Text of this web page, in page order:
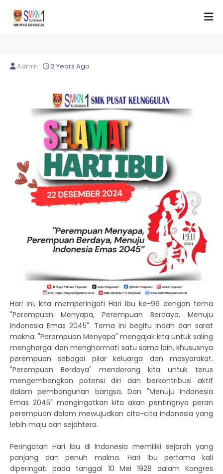
Admin 2 Years Ago
Hari ini, kita memperingati Hari Ibu ke-96 dengan tema
"Perempuan Menyapa, Perempuan Berdaya, Menuju
Indonesia Emas 2045". Tema ini begitu indah dan sarat
makna. "Perempuan Menyapa" mengajak kita untuk saling
menghargai dan menghormati satu sama lain, khususnya
perempuan sebagai pilar keluarga dan masyarakat.
"Perempuan Berdaya" mendorong kita untuk terus
mengembangkan potensi diri dan berkontribusi aktif
dalam pembangunan bangsa. Dan "Menuju Indonesia
Emas 2045" mengingatkan kita akan pentingnya peran
perempuan dalam mewujudkan cita-cita Indonesia yang
lebih maju dan sejahtera.
Peringatan Hari Ibu di Indonesia memiliki sejarah yang
panjang dan penuh makna. Hari Ibu pertama kali
diperingati pada tanggal 10 Mei 1928 dalam Kongres